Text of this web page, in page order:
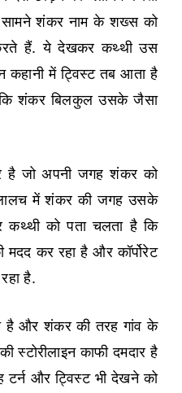
सामने शंकर नाम के शख्स को
हैं. ये देखकर कथ्थी उस
कहानी में ट्विस्ट तब आता है
शंकर बिलकुल उसके जैसा
जो अपनी जगह शंकर को
में शंकर की जगह उसके
कथ्थी को पता चलता है कि
कर रहा है और कॉर्पोरेट
है.
है और शंकर की तरह गांव के
स्टोरीलाइन काफी दमदार है
और ट्विस्ट भी देखने को